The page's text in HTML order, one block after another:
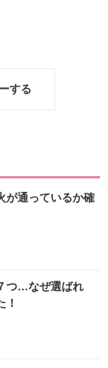
する
が通っているか確
つ…なぜ選ばれ
！